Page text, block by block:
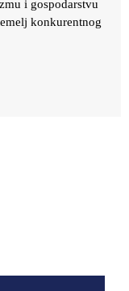
i gospodarstvu
konkurentnog